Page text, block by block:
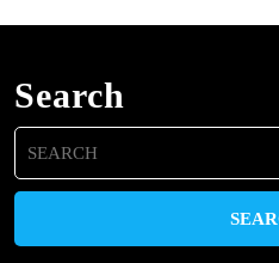
Search
Search
for: